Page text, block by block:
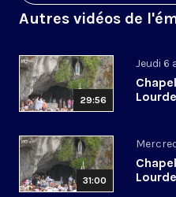
Autres vidéos de
29:56
Jeudi 6
31:00